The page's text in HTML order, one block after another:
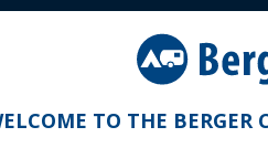
Reich Easy
und Wohnmobil 12 V
TO THE BERGER